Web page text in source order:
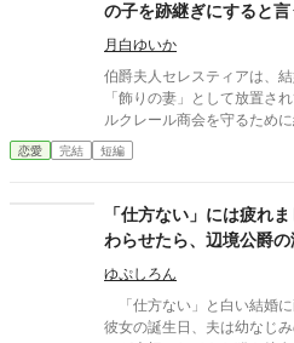
の子を跡継ぎにすると
読み上げます
月白ゆいか
伯爵夫人セレスティアは、
「飾りの妻」として放置されてきた。 父を亡くし
ルクレール商会を守るため
それでもセレスティアは、
ないと、ほんの少しだけ期待していた。 しか
の息子ノエルを連れていた。 「この子を、オルブライト伯爵家
跡継ぎにする。君は今まで通り
げられたセレスティアは、静
条。 夫が妻の書面同意なく婚外の子を跡継ぎとし、妻の持参財や
商会権利をその子の相続財
縁、持参財返還、違約金、資産回
立契約院の立会人ユリウス
恋愛 完結 短編
「仕方ない」には疲れ
わらせたら、辺境公爵
ゆぷしろん
「仕方ない」と白い結婚に
彼女の誕生日、夫は幼なじ